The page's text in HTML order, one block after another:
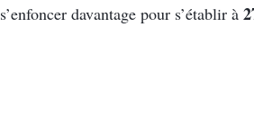
s’enfoncer davantage pour s’établir à